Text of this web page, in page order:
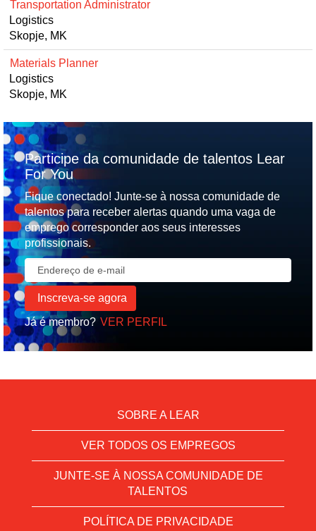
Transportation Administrator
Logistics
Skopje, MK
Materials Planner
Logistics
Skopje, MK
Participe da comunidade de talentos Lear
For You
Fique conectado! Junte-se à nossa comunidade de
talentos para receber alertas quando uma vaga de
emprego corresponder aos seus interesses
profissionais.
Já é membro? VER PERFIL
SOBRE A LEAR
VER TODOS OS EMPREGOS
JUNTE-SE À NOSSA COMUNIDADE DE
TALENTOS
POLÍTICA DE PRIVACIDADE